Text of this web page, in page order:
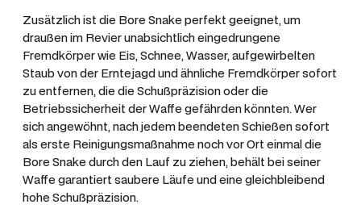
Zusätzlich ist die Bore Snake perfekt geeignet, um
draußen im Revier unabsichtlich eingedrungene
Fremdkörper wie Eis, Schnee, Wasser, aufgewirbelten
Staub von der Erntejagd und ähnliche Fremdkörper sofort
zu entfernen, die die Schußpräzision oder die
Betriebssicherheit der Waffe gefährden könnten. Wer
sich angewöhnt, nach jedem beendeten Schießen sofort
als erste Reinigungsmaßnahme noch vor Ort einmal die
Bore Snake durch den Lauf zu ziehen, behält bei seiner
Waffe garantiert saubere Läufe und eine gleichbleibend
hohe Schußpräzision.